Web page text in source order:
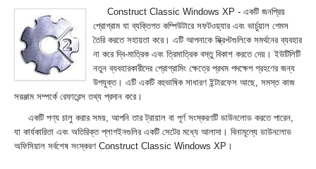
Construct Classic Windows XP - একটি জনপ্রিয়
প্রোগ্রাম যা ব্যক্তিগত কম্পিউটারে সফটওয়্যার এবং ভার্চুয়াল গেমস
তৈরি করতে সহায়তা করে। এটি আপনাকে স্ক্রিপ্টগুলিকে সমর্থনের ব্যবহার
না করে দ্বি-মাত্রিক এবং ত্রিমাত্রিক বস্তু বিকাশ করতে দেয়। ইউটিলিটি
নতুন ব্যবহারকারীদের প্রোগ্রামিং ক্ষেত্রে প্রথম পদক্ষেপ গ্রহণের জন্য
উপযুক্ত। এটি একটি বহুভাষিক সাধারণ ইন্টারফেস আছে, সমস্ত কাজ
সরঞ্জাম সম্পর্কে রেফারেন্স তথ্য প্রদান করে।
একটি পণ্য চালু করার সময়, আপনি তার ট্রায়াল বা পূর্ণ সংস্করণটি ডাউনলোড করতে পারেন,
যা কার্যকারিতা এবং অতিরিক্ত প্লাগইনগুলির একটি সেটের মধ্যে আলাদা। বিনামূল্যে ডাউনলোড
অফিসিয়াল সর্বশেষ সংস্করণ Construct Classic Windows XP।